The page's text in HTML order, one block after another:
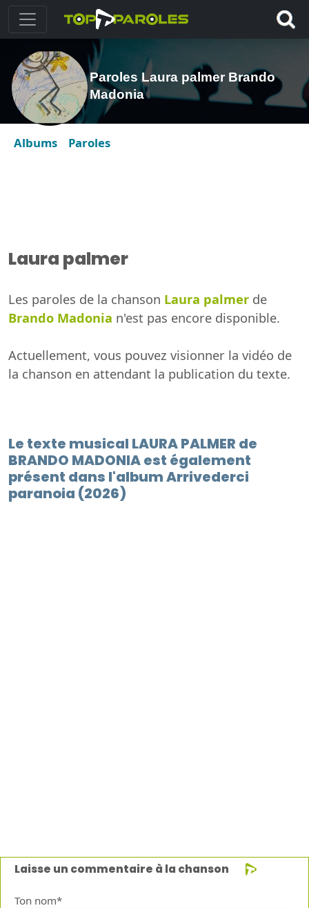
Paroles Laura palmer Brando
Madonia
Albums Paroles
Laura palmer
Les paroles de la chanson Laura palmer de
Brando Madonia n'est pas encore disponible.
Actuellement, vous pouvez visionner la vidéo de
la chanson en attendant la publication du texte.
Le texte musical LAURA PALMER de
BRANDO MADONIA est également
présent dans l'album Arrivederci
paranoia (2026)
Laisse un commentaire à la chanson
Ton nom*